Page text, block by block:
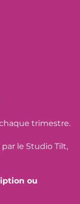
trimestre.
le Studio Tilt,
ou